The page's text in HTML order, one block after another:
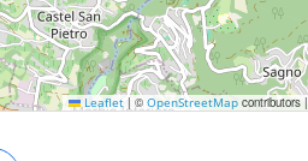
Leaflet | © OpenStreetMapcontributors |